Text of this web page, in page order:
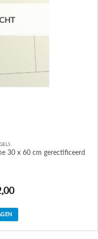
30 x 60 cm gerectificeerd